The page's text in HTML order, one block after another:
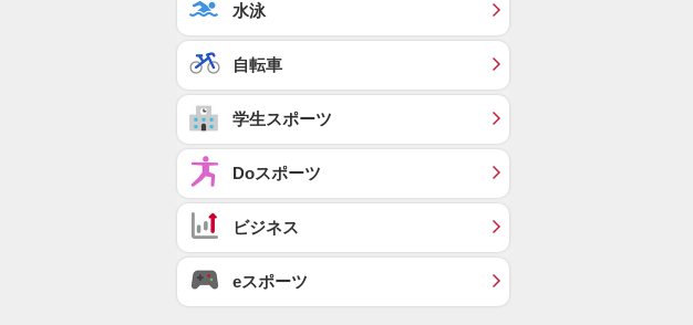
水泳
自転車
学生スポーツ
Doスポーツ
ビジネス
eスポーツ